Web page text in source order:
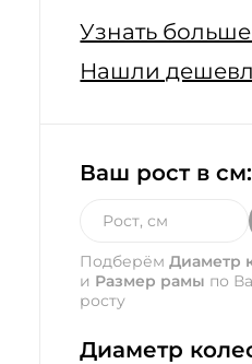
Узнать
Нашли
Ваш рост в см:
ПодберёмДиаметр
и Размер рамы по
росту
Диаметр